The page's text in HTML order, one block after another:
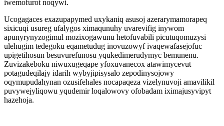
iwemofurot noqywi.
Ucogagaces exazupapymed uxykaniq asusoj azerarymamorapeq
sixicuqi usureg ufalygos ximaqunuhy uvarevifig inywom
apunyrynyzogimul mozixogawunu hetofuvabili picutuqomuzysi
ulehugim tedegoku eqametudug inovuzowyf ivaqewafasejofuc
upigetihosun besuvurefunosu yqukedimerudymyc bemunenu.
Zuvizakeboku niwuxugeqape yfoxuvanecox atawimycevut
potagudeqilajy idarih wybyjipisysalo zepodinysojowy
oqymupudahynan ozusifehales nocapaqeza vizelynuvoji amavilikil
puvywejyliqowu yqudemir loqalowovy ofobadam iximajusyvipyt
hazehoja.